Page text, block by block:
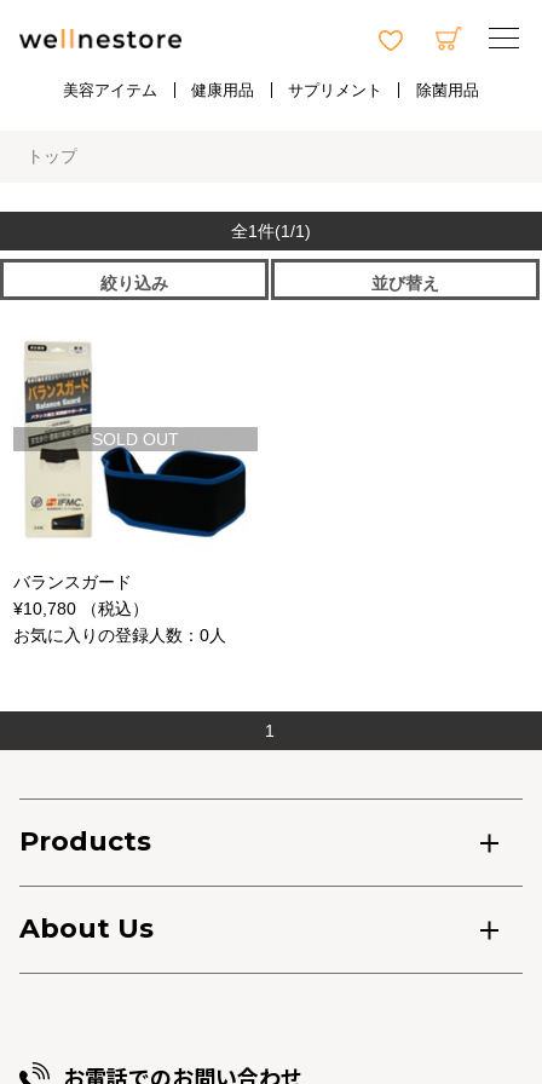
美容アイテム 健康用品 サプリメント 除菌用品
トップ
全1件(1/1)
絞り込み 並び替え
SOLD OUT
バランスガード
¥10,780 （税込）
お気に入りの登録人数：0人
1
Products
About Us
お電話でのお問い合わせ